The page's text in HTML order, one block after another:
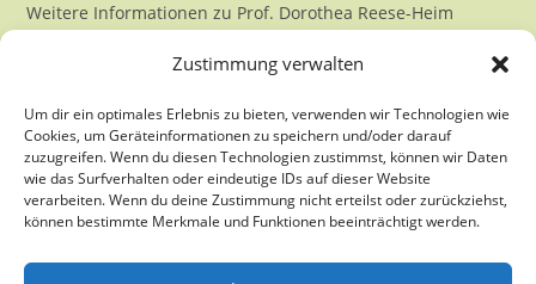
Zustimmung verwalten
Um dir ein optimales Erlebnis zu bieten, verwenden wir Technologien wie
Cookies, um Geräteinformationen zu speichern und/oder darauf
zuzugreifen. Wenn du diesen Technologien zustimmst, können wir Daten
wie das Surfverhalten oder eindeutige IDs auf dieser Website
verarbeiten. Wenn du deine Zustimmung nicht erteilst oder zurückziehst,
können bestimmte Merkmale und Funktionen beeinträchtigt werden.
Weitere Informationen zu Prof. Dorothea Reese-Heim